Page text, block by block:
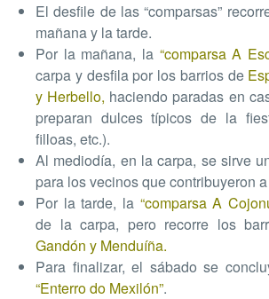
El desfile de las “comparsas”
mañana y la tarde.
Por la mañana, la “comparsa A
carpa y desfila por los barrios de
y Herbello, haciendo paradas en
preparan dulces típicos de la
filloas, etc.).
Al mediodía, en la carpa, se sirve
para los vecinos que contribuyeron
Por la tarde, la “comparsa A
de la carpa, pero recorre los
Gandón y Menduíña.
Para finalizar, el sábado se
“Enterro do Mexilón”.